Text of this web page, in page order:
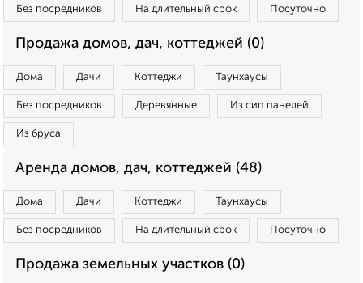
Без посредников На длительный срок Посуточно
Продажа домов, дач, коттеджей (0)
Дома Дачи Коттеджи Таунхаусы
Без посредников Деревянные Из сип панелей
Из бруса
Аренда домов, дач, коттеджей (48)
Дома Дачи Коттеджи Таунхаусы
Без посредников На длительный срок Посуточно
Продажа земельных участков (0)